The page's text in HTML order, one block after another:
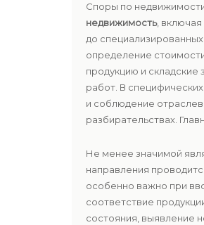
Споры по
недвижимость,
до специализированных
определение
продукцию и
работ. В
и соблюдение
разбирательствах.
Не менее значимой
направления
особенно важно при
соответствие
состояния, выявление